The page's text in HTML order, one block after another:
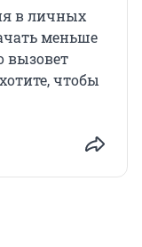
в личных
меньше
вызовет
чтобы